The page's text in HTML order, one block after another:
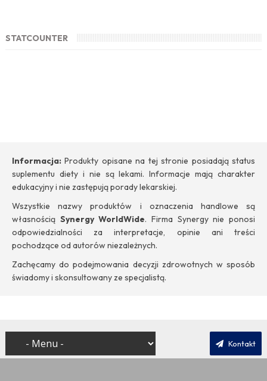
STATCOUNTER
Informacja: Produkty opisane na tej stronie posiadają status
suplementu diety i nie są lekami. Informacje mają charakter
edukacyjny i nie zastępują porady lekarskiej.
Wszystkie nazwy produktów i oznaczenia handlowe są
własnością Synergy WorldWide. Firma Synergy nie ponosi
odpowiedzialności za interpretacje, opinie ani treści
pochodzące od autorów niezależnych.
Zachęcamy do podejmowania decyzji zdrowotnych w sposób
świadomy i skonsultowany ze specjalistą.
Kontakt